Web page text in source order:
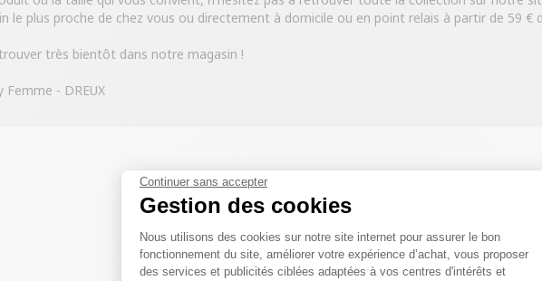
Continuer sans accepter
Gestion des cookies
Plateforme de Gestion du
Nous utilisons des cookies sur notre site internet pour assurer le bon
fonctionnement du site, améliorer votre expérience d’achat, vous proposer
des services et publicités ciblées adaptées à vos centres d'intérêts et
le plus proche de chez vous ou directement à domicile ou en point relais à partir de 59 €
très bientôt dans notre magasin !
- DREUX